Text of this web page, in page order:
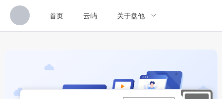
首页 云屿 关于盘他